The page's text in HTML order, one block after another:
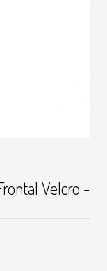
Velcro -